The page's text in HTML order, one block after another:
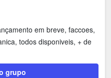
em breve, faccoes,
todos disponiveis, + de
grupo